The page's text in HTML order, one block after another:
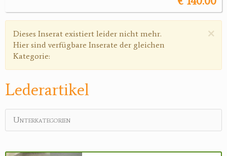
Antikes
Geschenke
×
Warnmeldung
Dieses Inserat existiert leider nicht mehr.
Hier sind verfügbare Inserate der gleichen
Kategorie:
Lederartikel
Unterkategorien